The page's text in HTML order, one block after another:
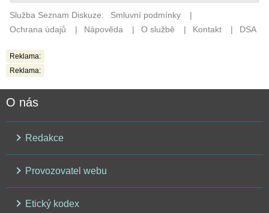
Reklama:
Reklama:
O nás
Redakce
Provozovatel webu
Etický kodex